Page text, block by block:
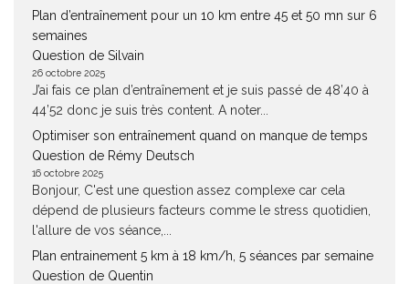
Plan d’entraînement pour un 10 km entre 45 et 50 mn sur 6
semaines
Question de Silvain
26 octobre 2025
J’ai fais ce plan d’entraînement et je suis passé de 48’40 à
44’52 donc je suis très content. A noter...
Optimiser son entraînement quand on manque de temps
Question de Rémy Deutsch
16 octobre 2025
Bonjour, C'est une question assez complexe car cela
dépend de plusieurs facteurs comme le stress quotidien,
l'allure de vos séance,...
Plan entrainement 5 km à 18 km/h, 5 séances par semaine
Question de Quentin